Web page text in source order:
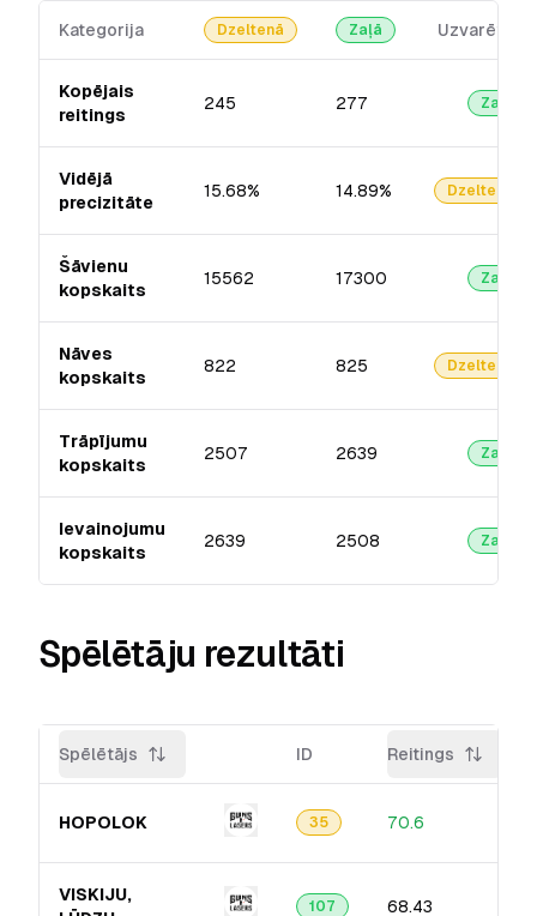
Kategorija Dzeltenā Zaļā Uzvarētājs
Kopējais
reitings
245 277 Zaļā
Vidējā
precizitāte
15.68% 14.89% Dzeltenā
Šāvienu
kopskaits
15562 17300 Zaļā
Nāves
kopskaits
822 825 Dzeltenā
Trāpījumu
kopskaits
2507 2639 Zaļā
Ievainojumu
kopskaits
2639 2508 Zaļā
Spēlētāju rezultāti
Spēlētājs ID Reitings
HOPOLOK 35 70.6
VISKIJU,
107 68.43